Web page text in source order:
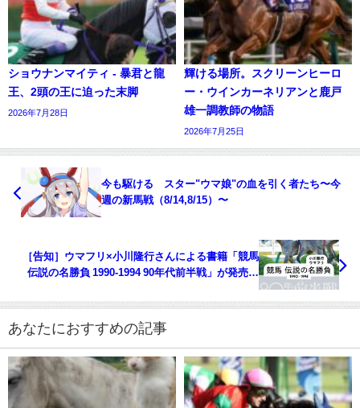
ショウナンマイティ - 暴君と龍
王、2頭の王に迫った末脚
2026年7月28日
輝ける場所。スクリーンヒーロ
ー・ウインカーネリアンと鹿戸
雄一調教師の物語
2026年7月25日
今も駆ける スター"ウマ娘"の血を引く者たち〜今
週の新馬戦（8/14,8/15）〜
［告知］ウマフリ×小川隆行さんによる書籍「競馬
伝説の名勝負 1990-1994 90年代前半戦」が発売！
あなたにおすすめの記事